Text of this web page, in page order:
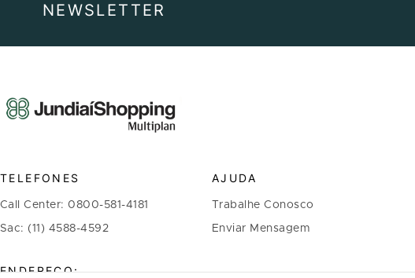
NEWSLETTER
TELEFONES
Call Center: 0800-581-4181
Sac: (11) 4588-4592
ENDEREÇO:
AJUDA
Trabalhe Conosco
Enviar Mensagem